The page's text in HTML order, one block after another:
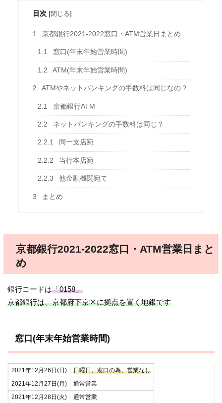
目次 [閉じる]
1 京都銀行2021-2022窓口・ATM営業日まとめ
1.1 窓口(年末年始営業時間)
1.2 ATM(年末年始営業時間)
2 ATMやネットバンキングの手数料は同じなの？
2.1 京都銀行ATM
2.2 ネットバンキングの手数料は同じ？
2.2.1 同一支店宛
2.2.2 当行本店宛
2.2.3 他金融機関宛て
3 まとめ
京都銀行2021-2022窓口・ATM営業日まと
め
銀行コードは「0158」
京都銀行は、京都府下京区に拠点を置く地銀です
窓口(年末年始営業時間)
2021年12月26日(日)
日曜日、窓口の為、営業なし
2021年12月27日(月)
通常営業
2021年12月28日(火)
通常営業